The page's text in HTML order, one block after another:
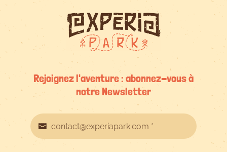
Rejoignez l'aventure : abonnez-vous à
notre Newsletter